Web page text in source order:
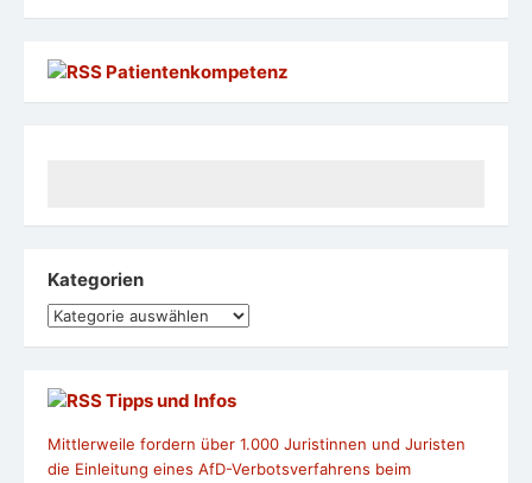
Patientenkompetenz
Kategorien
Kategorien
Tipps und Infos
Mittlerweile fordern über 1.000 Juristinnen und Juristen
die Einleitung eines AfD-Verbotsverfahrens beim